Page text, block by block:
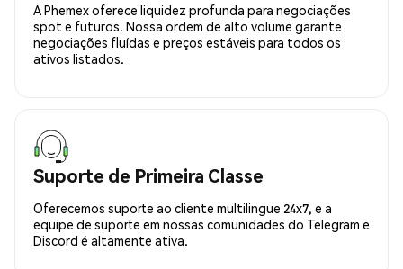
A Phemex oferece liquidez profunda para negociações
spot e futuros. Nossa ordem de alto volume garante
negociações fluídas e preços estáveis para todos os
ativos listados.
Suporte de Primeira Classe
Oferecemos suporte ao cliente multilingue 24x7, e a
equipe de suporte em nossas comunidades do Telegram e
Discord é altamente ativa.